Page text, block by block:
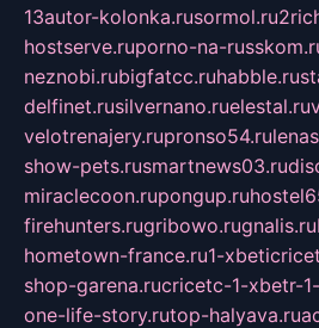
13autor-kolonka.rusormol.ru
hostserve.ruporno-na-
neznobi.rubigfatcc.ruhabble.ru
delfinet.rusilvernano.ruelestal.ru
velotrenajery.rupronso54.ru
show-pets.rusmartnews03.ru
miraclecoon.rupongup.ru
firehunters.rugribowo.rugnalis.ru
hometown-france.ru1-
shop-garena.rucricetc-1-xbetr-
one-life-story.rutop-halyava.ru